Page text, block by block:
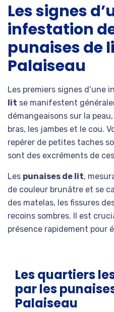
Les signes
infestation
punaises de
Palaiseau
Les premiers signes d’une
lit se manifestent
démangeaisons sur la
bras, les jambes et le cou.
repérer de petites taches
sont des excréments de
Les punaises de lit,
de couleur brunâtre et se
des matelas, les fissures
recoins sombres. Il est
présence rapidement pour
Les quartiers
par les
Palaiseau